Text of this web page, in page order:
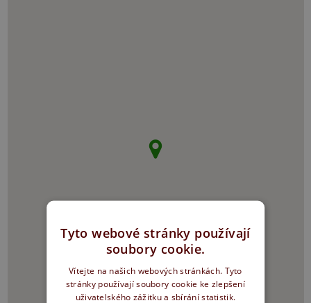
Tyto webové stránky používají
soubory cookie.
Vítejte na našich webových stránkách. Tyto
stránky používají soubory cookie ke zlepšení
uživatelského zážitku a sbírání statistik.